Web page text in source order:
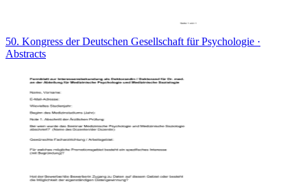
50. Kongress der Deutschen Gesellschaft für Psychologie ·
Abstracts